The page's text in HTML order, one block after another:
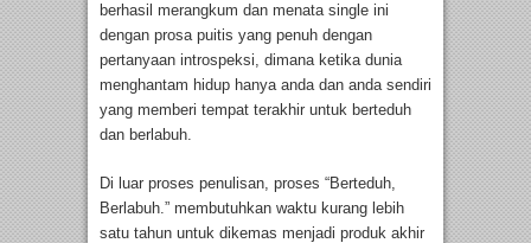
berhasil merangkum dan menata single ini
dengan prosa puitis yang penuh dengan
pertanyaan introspeksi, dimana ketika dunia
menghantam hidup hanya anda dan anda sendiri
yang memberi tempat terakhir untuk berteduh
dan berlabuh.
Di luar proses penulisan, proses “Berteduh,
Berlabuh.” membutuhkan waktu kurang lebih
satu tahun untuk dikemas menjadi produk akhir